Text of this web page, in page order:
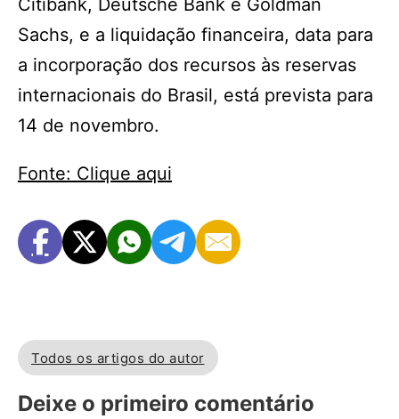
Citibank, Deutsche Bank e Goldman
Sachs, e a liquidação financeira, data para
a incorporação dos recursos às reservas
internacionais do Brasil, está prevista para
14 de novembro.
Fonte: Clique aqui
Todos os artigos do autor
Deixe o primeiro comentário